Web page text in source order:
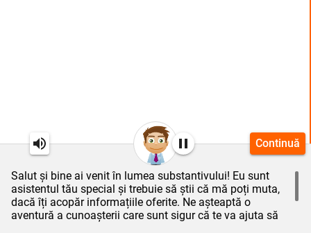
Salut și bine ai venit în lumea substantivului! Eu sunt
asistentul tău special și trebuie să știi că mă poți muta,
dacă îți acopăr informațiile oferite. Ne așteaptă o
aventură a cunoașterii care sunt sigur că te va ajuta să
Continuă